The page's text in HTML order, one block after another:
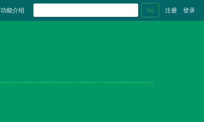
功能介绍 Go 注册 登录